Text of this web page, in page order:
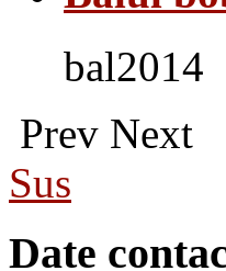
bal2014
Prev Next
Sus
Date